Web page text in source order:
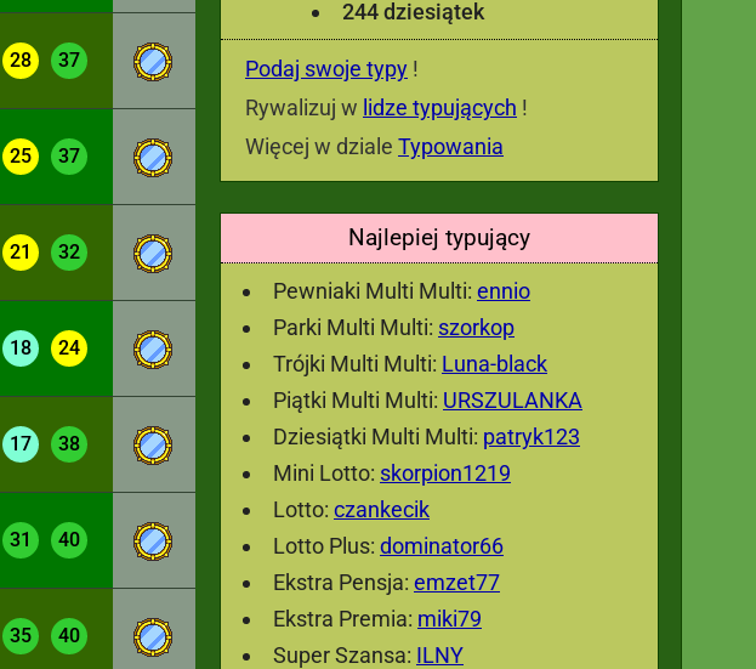
244 dziesiątek
Podaj swoje typy !
Rywalizuj w lidze typujących !
Więcej w dziale Typowania
Najlepiej typujący
Pewniaki Multi Multi: ennio
Parki Multi Multi: szorkop
Trójki Multi Multi: Luna-black
Piątki Multi Multi: URSZULANKA
Dziesiątki Multi Multi: patryk123
Mini Lotto: skorpion1219
Lotto: czankecik
Lotto Plus: dominator66
Ekstra Pensja: emzet77
Ekstra Premia: miki79
Super Szansa: ILNY
28 37
25 37
21 32
18 24
17 38
31 40
35 40